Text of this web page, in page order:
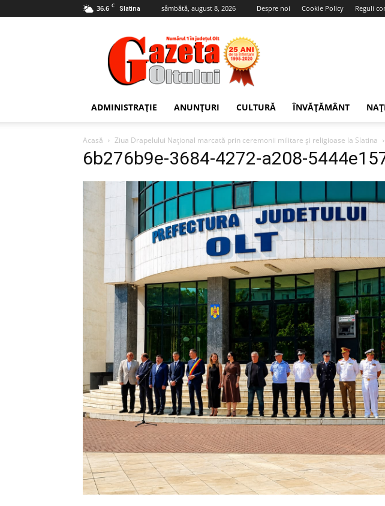
36.6 C Slatina sâmbătă, august 8, 2026 Despre noi Cookie Policy Reguli
Gazeta
Oltului
ADMINISTRAȚIE ANUNȚURI CULTURĂ ÎNVĂȚĂMÂNT
Acasă Ziua Drapelului Național marcată prin ceremonii militare și religioase la Slatina
6b276b9e-3684-4272-a208-